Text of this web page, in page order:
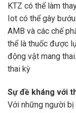
KTZ có thể làm
Iot có thể gây
AMB và các chế
thể là thuốc được
động vật mang
thai kỳ
Sự đề kháng với
Với những người